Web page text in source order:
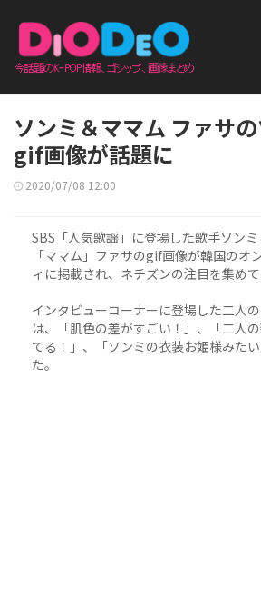
ソンミ＆ママム ファサ
gif画像が話題に
2020/07/08 12:00
SBS「人気歌謡」に登場した歌手ソン
「ママム」ファサのgif画像が韓国のオ
ィに掲載され、ネチズンの注目を集めて
インタビューコーナーに登場した二人
は、「肌色の差がすごい！」、「二人
てる！」、「ソンミの衣装お姫様みた
た。